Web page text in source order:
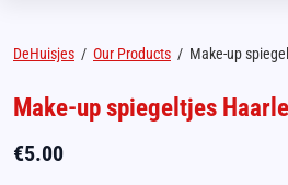
DeHuisjes / Our Products / Make-up
Make-up spiegeltjes
€5.00